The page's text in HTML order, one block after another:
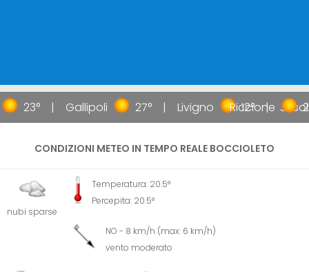
23° Gallipoli 27° Livigno 12°
Riccione
CONDIZIONI METEO IN TEMPO REALE BOCCIOLETO
nubi sparse
Temperatura: 20.5°
Percepita: 20.5°
NO - 8 km/h (max: 6 km/h)
vento moderato